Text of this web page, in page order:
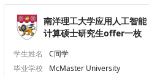
南洋理工大学应用人工智能
计算硕士研究生offer一枚
学生姓名
C同学
毕业学校
McMaster University